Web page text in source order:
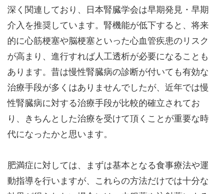
深く関連しており、日本腎臓学会は早期発見・早期
介入を推奨しています。腎機能が低下すると、将来
的に心筋梗塞や脳梗塞といった心血管疾患のリスク
が高まり、進行すれば人工透析が必要になることも
あります。昔は慢性腎臓病の診断が付いても有効な
治療手段が多くはありませんでしたが、近年では慢
性腎臓病に対する治療手段が比較的確立されてお
り、きちんとした治療を受けて頂くことが重要な時
代になったかと思います。
肥満症に対しては、まずは基本となる食事療法や運
動指導を行いますが、これらの方法だけでは十分な